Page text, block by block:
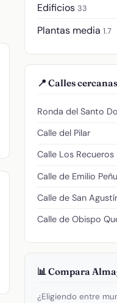
Edificios 33
Plantas media 1.7
📍 Calles cercanas
Ronda del Santo
Calle del Pilar
Calle Los Recueros
Calle de Emilio
Calle de San
Calle de Obispo
📊 Compara
¿Eligiendo entre